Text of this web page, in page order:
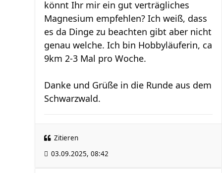
könnt Ihr mir ein gut verträgliches
Magnesium empfehlen? Ich weiß, dass
es da Dinge zu beachten gibt aber nicht
genau welche. Ich bin Hobbyläuferin, ca
9km 2-3 Mal pro Woche.
Danke und Grüße in die Runde aus dem
Schwarzwald.
Zitieren
03.09.2025, 08:42